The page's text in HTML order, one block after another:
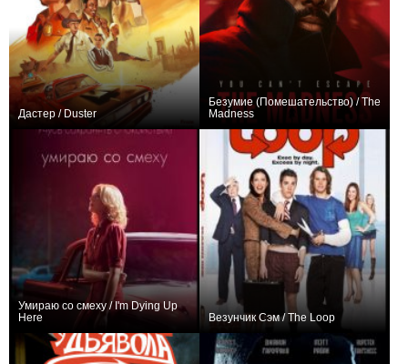
Дастер / Duster
Безумие (Помешательство) / The
Madness
Умираю со смеху / I'm Dying Up
Here
Везунчик Сэм / The Loop